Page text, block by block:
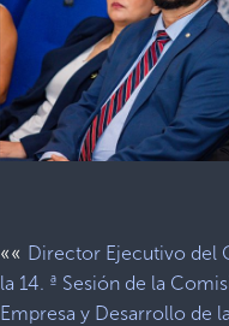
«« Director Ejecutivo del
la 14. ª Sesión de la
Empresa y Desarrollo de